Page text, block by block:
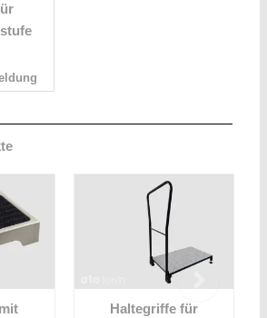
Haltegriffe für